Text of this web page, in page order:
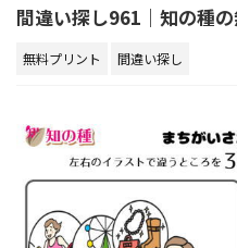
間違い探し961｜知の種
無料プリント 間違い探し